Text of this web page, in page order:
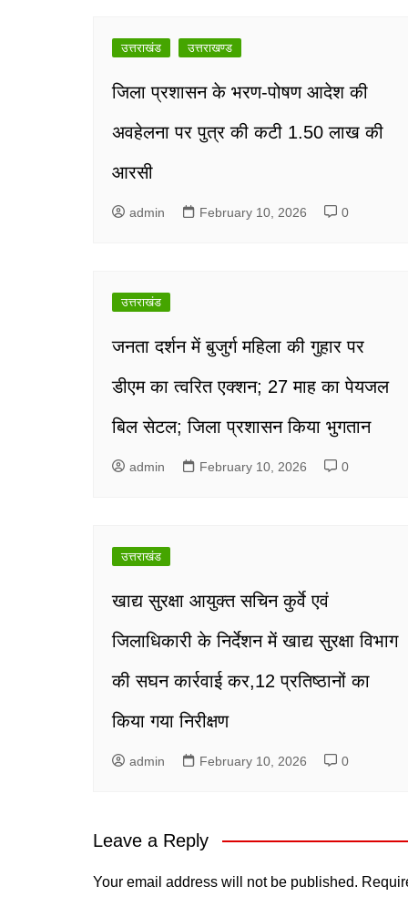
navigation
उत्तराखंड उत्तराखण्ड
जिला प्रशासन के भरण-पोषण आदेश की
अवहेलना पर पुत्र की कटी 1.50 लाख की
आरसी
admin February 10, 2026 0
उत्तराखंड
जनता दर्शन में बुजुर्ग महिला की गुहार पर
डीएम का त्वरित एक्शन; 27 माह का पेयजल
बिल सेटल; जिला प्रशासन किया भुगतान
admin February 10, 2026 0
उत्तराखंड
खाद्य सुरक्षा आयुक्त सचिन कुर्वे एवं
जिलाधिकारी के निर्देशन में खाद्य सुरक्षा विभाग
की सघन कार्रवाई कर,12 प्रतिष्ठानों का
किया गया निरीक्षण
admin February 10, 2026 0
Leave a Reply
Your email address will not be published.